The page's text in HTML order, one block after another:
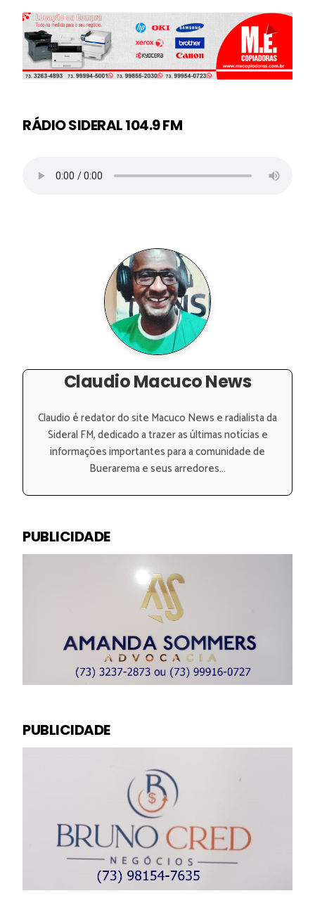
RÁDIO SIDERAL 104.9 FM
Claudio Macuco News
Claudio é redator do site Macuco News e radialista da
Sideral FM, dedicado a trazer as últimas notícias e
informações importantes para a comunidade de
Buerarema e seus arredores...
PUBLICIDADE
PUBLICIDADE